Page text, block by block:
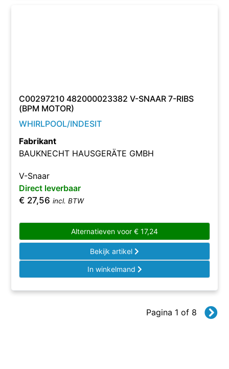
C00297210 482000023382 V-SNAAR 7-RIBS
(BPM MOTOR)
WHIRLPOOL/INDESIT
Fabrikant
BAUKNECHT HAUSGERÄTE GMBH
V-Snaar
Direct leverbaar
€ 27,56 incl. BTW
Alternatieven voor € 17,24
Bekijk artikel
In winkelmand
Pagina 1 of 8